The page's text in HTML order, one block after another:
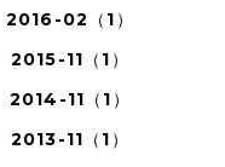
2016-02（1）
2015-11（1）
2014-11（1）
2013-11（1）